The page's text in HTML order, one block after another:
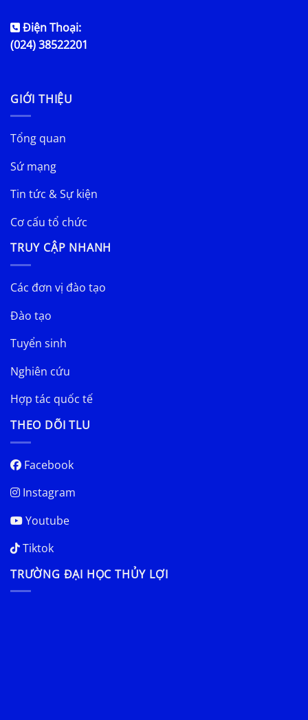
Điện Thoại:
(024) 38522201
GIỚI THIỆU
Tổng quan
Sứ mạng
Tin tức & Sự kiện
Cơ cấu tổ chức
TRUY CẬP NHANH
Các đơn vị đào tạo
Đào tạo
Tuyển sinh
Nghiên cứu
Hợp tác quốc tế
THEO DÕI TLU
Facebook
Instagram
Youtube
Tiktok
TRƯỜNG ĐẠI HỌC THỦY LỢI